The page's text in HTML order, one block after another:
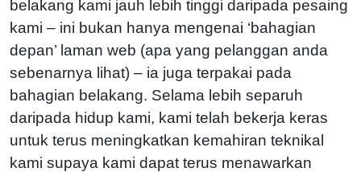
belakang kami jauh lebih tinggi daripada pesaing
kami – ini bukan hanya mengenai ‘bahagian
depan’ laman web (apa yang pelanggan anda
sebenarnya lihat) – ia juga terpakai pada
bahagian belakang. Selama lebih separuh
daripada hidup kami, kami telah bekerja keras
untuk terus meningkatkan kemahiran teknikal
kami supaya kami dapat terus menawarkan